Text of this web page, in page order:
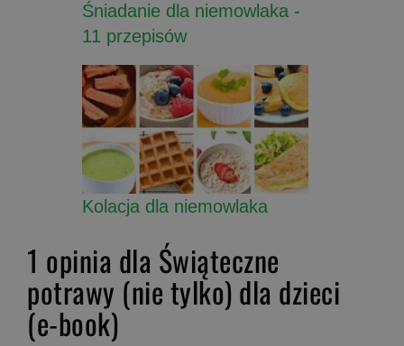
Śniadanie dla niemowlaka -
11 przepisów
Kolacja dla niemowlaka
1 opinia dla Świąteczne
potrawy (nie tylko) dla dzieci
(e-book)